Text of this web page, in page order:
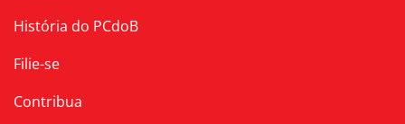
História do PCdoB
Filie-se
Contribua